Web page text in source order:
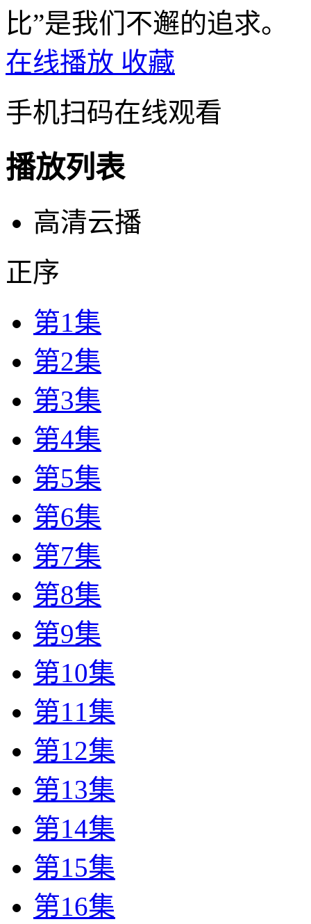
比”是我们不邂的追求。
在线播放 收藏
手机扫码在线观看
播放列表
高清云播
正序
第1集
第2集
第3集
第4集
第5集
第6集
第7集
第8集
第9集
第10集
第11集
第12集
第13集
第14集
第15集
第16集